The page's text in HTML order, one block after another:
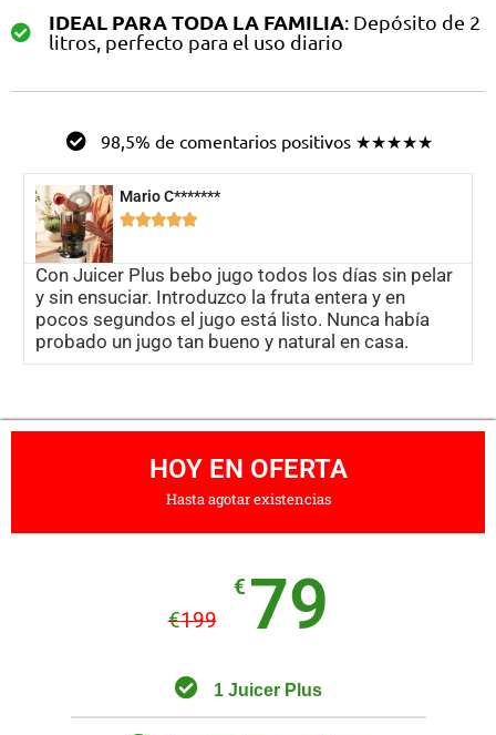
IDEAL PARA TODA LA FAMILIA: Depósito de 2
litros, perfecto para el uso diario
98,5% de comentarios positivos ★★★★★
Mario C*******

Con Juicer Plus bebo jugo todos los días sin pelar
y sin ensuciar. Introduzco la fruta entera y en
pocos segundos el jugo está listo. Nunca había
probado un jugo tan bueno y natural en casa.
HOY EN OFERTA
Hasta agotar existencias
€199
€ 79
1 Juicer Plus